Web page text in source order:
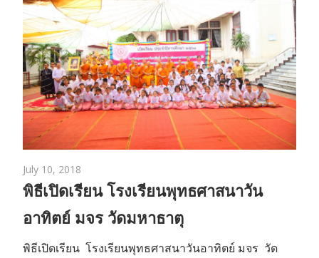
July 10, 2018
พิธีเปิดเรียน โรงเรียนพุทธศาสนาวัน
อาทิตย์ มจร วัดมหาธาตุ
พิธีเปิดเรียน โรงเรียนพุทธศาสนาวันอาทิตย์ มจร วัด